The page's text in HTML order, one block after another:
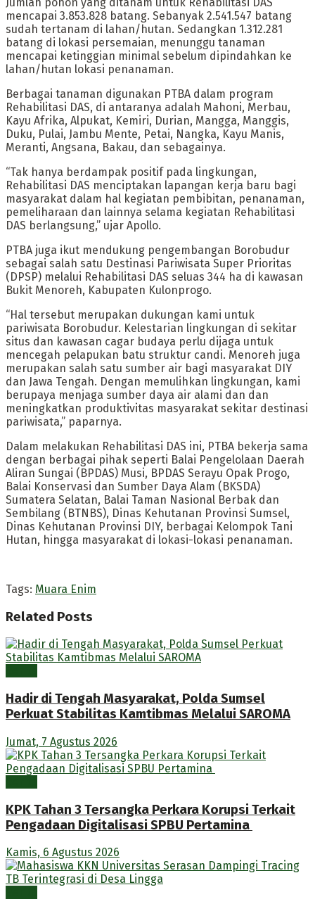
mencapai 3.853.828 batang. Sebanyak 2.541.547 batang
sudah tertanam di lahan/hutan. Sedangkan 1.312.281
batang di lokasi persemaian, menunggu tanaman
mencapai ketinggian minimal sebelum dipindahkan ke
lahan/hutan lokasi penanaman.
Berbagai tanaman digunakan PTBA dalam program
Rehabilitasi DAS, di antaranya adalah Mahoni, Merbau,
Kayu Afrika, Alpukat, Kemiri, Durian, Mangga, Manggis,
Duku, Pulai, Jambu Mente, Petai, Nangka, Kayu Manis,
Meranti, Angsana, Bakau, dan sebagainya.
“Tak hanya berdampak positif pada lingkungan,
Rehabilitasi DAS menciptakan lapangan kerja baru bagi
masyarakat dalam hal kegiatan pembibitan, penanaman,
pemeliharaan dan lainnya selama kegiatan Rehabilitasi
DAS berlangsung,” ujar Apollo.
PTBA juga ikut mendukung pengembangan Borobudur
sebagai salah satu Destinasi Pariwisata Super Prioritas
(DPSP) melalui Rehabilitasi DAS seluas 344 ha di kawasan
Bukit Menoreh, Kabupaten Kulonprogo.
“Hal tersebut merupakan dukungan kami untuk
pariwisata Borobudur. Kelestarian lingkungan di sekitar
situs dan kawasan cagar budaya perlu dijaga untuk
mencegah pelapukan batu struktur candi. Menoreh juga
merupakan salah satu sumber air bagi masyarakat DIY
dan Jawa Tengah. Dengan memulihkan lingkungan, kami
berupaya menjaga sumber daya air alami dan dan
meningkatkan produktivitas masyarakat sekitar destinasi
pariwisata,” paparnya.
Dalam melakukan Rehabilitasi DAS ini, PTBA bekerja sama
dengan berbagai pihak seperti Balai Pengelolaan Daerah
Aliran Sungai (BPDAS) Musi, BPDAS Serayu Opak Progo,
Balai Konservasi dan Sumber Daya Alam (BKSDA)
Sumatera Selatan, Balai Taman Nasional Berbak dan
Sembilang (BTNBS), Dinas Kehutanan Provinsi Sumsel,
Dinas Kehutanan Provinsi DIY, berbagai Kelompok Tani
Hutan, hingga masyarakat di lokasi-lokasi penanaman.
Tags: Muara Enim
Related Posts
Hadir di Tengah Masyarakat, Polda Sumsel
Perkuat Stabilitas Kamtibmas Melalui SAROMA
Jumat, 7 Agustus 2026
KPK Tahan 3 Tersangka Perkara Korupsi Terkait
Pengadaan Digitalisasi SPBU Pertamina
Kamis, 6 Agustus 2026